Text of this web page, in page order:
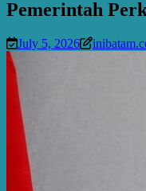
Pemerintah
July 5, 2026